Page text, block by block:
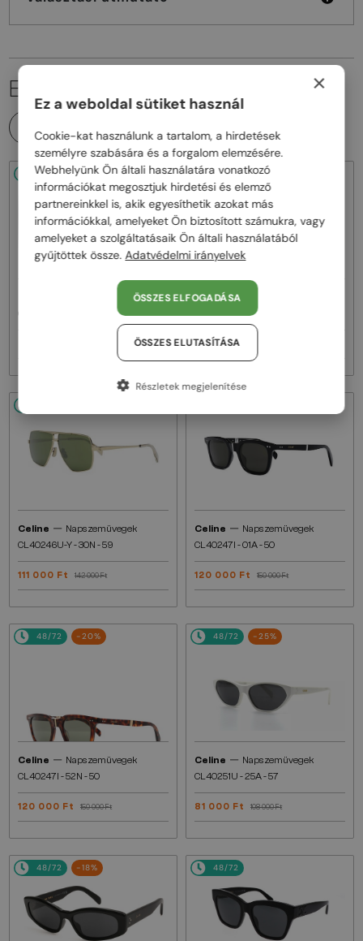
EZ IS ÉRDEKELHET
48/72 -20%
Napszemüvegek
CL40242I - 01B - 53
48/72 -22%
Celine—
CL40246U-Y - 30H - 61
111 000 Ft
Celine — Napszemüvegek
CL40246U-Y - 30N - 59
111 000 Ft 142 000 Ft
Celine — Napszemüvegek
CL40247I - 01A - 50
120 000 Ft 150 000 Ft
48/72 -20%
Celine — Napszemüvegek
CL40247I - 52N - 50
120 000 Ft 150 000 Ft
48/72 -25%
Celine — Napszemüvegek
CL40251U - 25A - 57
81 000 Ft 108 000 Ft
48/72 -18% 48/72
×
Ez a weboldal sütiket használ
Cookie-kat használunk a tartalom, a hirdetések
személyre szabására és a forgalom elemzésére.
Webhelyünk Ön általi használatára vonatkozó
információkat megosztjuk hirdetési és elemző
partnereinkkel is, akik egyesíthetik azokat más
információkkal, amelyeket Ön biztosított számukra, vagy
amelyeket a szolgáltatásaik Ön általi használatából
gyűjtöttek össze. Adatvédelmi irányelvek
ÖSSZES ELFOGADÁSA
ÖSSZES ELUTASÍTÁSA
Részletek megjelenítése